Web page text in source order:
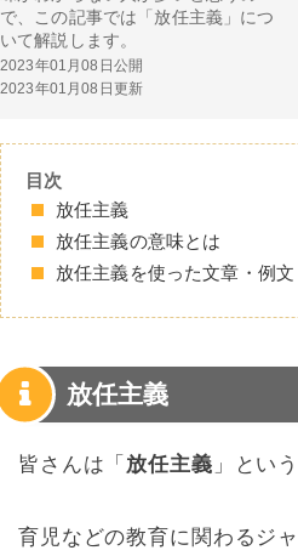
で、この記事では「放任主義」につ
いて解説します。
2023年01月08日公開
2023年01月08日更新
目次
放任主義
放任主義の意味とは
放任主義を使った文章・例文
放任主義
皆さんは「 放任主義 」とい
育児などの教育に関わるジ